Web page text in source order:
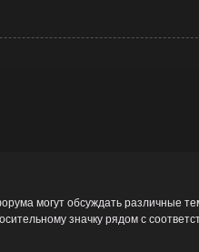
могут обсуждать различные
значку рядом с